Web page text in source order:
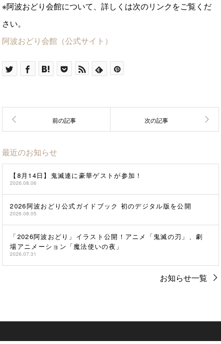
※阿波おどり会館について、詳しくは次のリンクをご覧くだ
さい。
阿波おどり会館（公式サイト）
最近のお知らせ
【8月14日】鬼滅連に豪華ゲストが参加！
2026.08.06
2026阿波おどり公式ガイドブック 初のデジタル版を公開
2026.08.05
「2026阿波おどり」イラスト公開！アニメ「鬼滅の刃」、劇
場アニメーション「魔法使いの夜」
2026.07.31
お知らせ一覧